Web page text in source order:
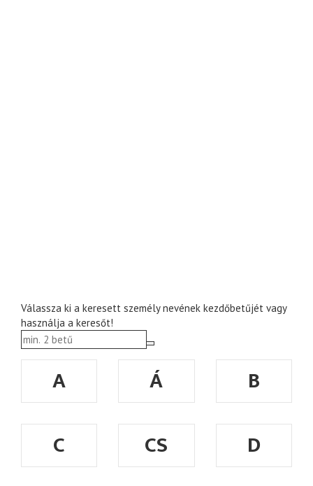
Válassza ki a keresett személy nevének kezdőbetűjét vagy
használja a keresőt!
A Á
B
C
CS D